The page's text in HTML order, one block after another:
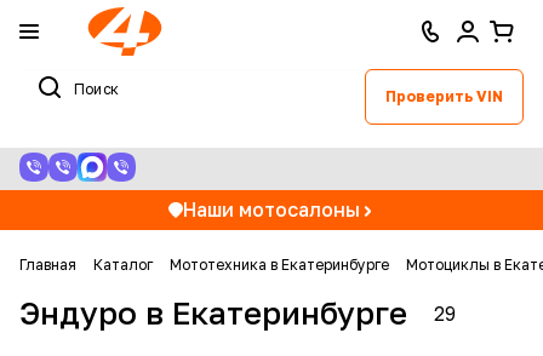
Проверить VIN
Наши мотосалоны
Главная Каталог Мототехника в Екатеринбурге Мотоциклы в
Эндуро в Екатеринбурге 29